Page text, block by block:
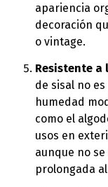
apariencia
decoración
o vintage.
Resistente a
de sisal no
humedad
como el
usos en
aunque no
prolongada